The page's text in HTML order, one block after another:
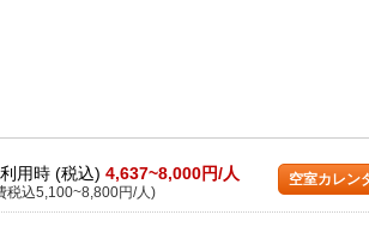
用時 (税込) 4,637~8,000円/人
税込5,100~8,800円/人)
空室カレン